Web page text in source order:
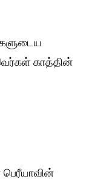
காத்தின்